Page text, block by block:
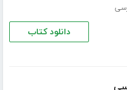
دانلود کتاب